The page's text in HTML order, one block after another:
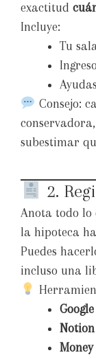
exactitud
Incluye:
Tu
Consejo:
subestimar
2.
Anota todo lo
la hipoteca
Puedes
incluso una
Notion